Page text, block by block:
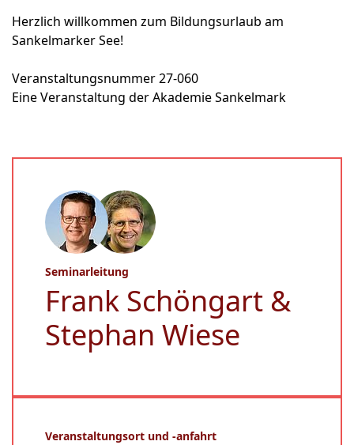
Herzlich willkommen zum Bildungsurlaub am
Sankelmarker See!
Veranstaltungsnummer 27-060
Eine Veranstaltung der Akademie Sankelmark
Seminarleitung
Frank Schöngart &
Stephan Wiese
Veranstaltungsort und -anfahrt